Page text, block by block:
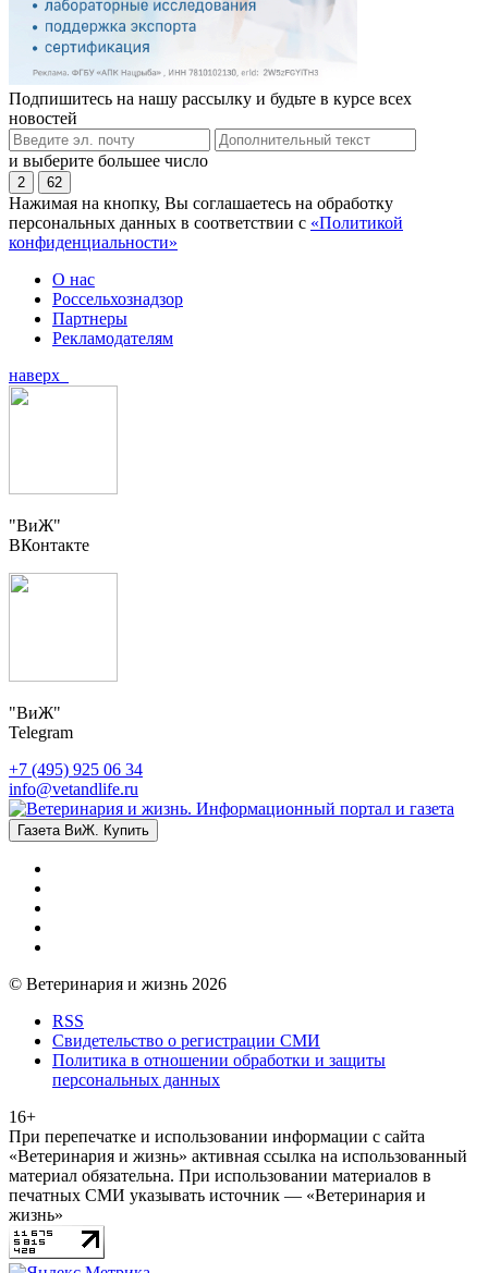
Подпишитесь на нашу рассылку и будьте в курсе всех
новостей
и выберите большее число
2 62
Нажимая на кнопку, Вы соглашаетесь на обработку
персональных данных в соответствии с «Политикой
конфиденциальности»
О нас
Россельхознадзор
Партнеры
Рекламодателям
наверх
"ВиЖ"
ВКонтакте
"ВиЖ"
Telegram
+7 (495) 925 06 34
info@vetandlife.ru
Газета ВиЖ. Купить
© Ветеринария и жизнь 2026
RSS
Свидетельство о регистрации СМИ
Политика в отношении обработки и защиты
персональных данных
16+
При перепечатке и использовании информации с сайта
«Ветеринария и жизнь» активная ссылка на использованный
материал обязательна. При использовании материалов в
печатных СМИ указывать источник — «Ветеринария и
жизнь»